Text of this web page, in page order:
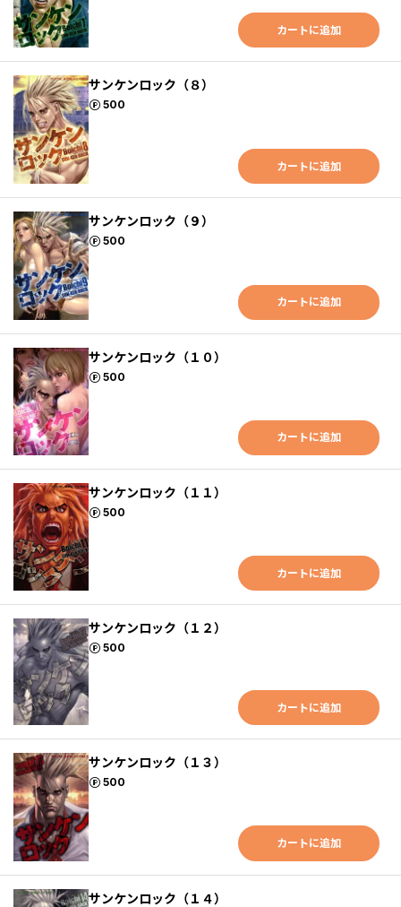
カートに追加
サンケンロック（８）
500
ポイント
カートに追加
サンケンロック（９）
500
ポイント
カートに追加
サンケンロック（１０）
500
ポイント
カートに追加
サンケンロック（１１）
500
ポイント
カートに追加
サンケンロック（１２）
500
ポイント
カートに追加
サンケンロック（１３）
500
ポイント
カートに追加
サンケンロック（１４）